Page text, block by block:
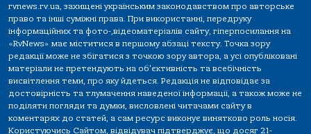
rvnews.rv.ua, захищені українським законодавством про авторське
право та інші суміжні права. При використанні, передруку
інформаційних та фото-,відеоматеріалів сайту, гіперпосилання на
«RvNews» має міститися в першому абзаці тексту. Точка зору
редакції може не збігатися з точкою зору автора, а усі опубліковані
матеріали не претендують на об'єктивність та всебічність
висвітлення теми, про яку йдеться. Редакція не відповідає за
достовірність та тлумачення наведеної інформації, а також може не
поділяти погляди та думки, висловлені читачами сайту в
коментарях до статей, а сам ресурс виконує винятково роль носія.
Користуючись Сайтом, відвідувач підтверджує, що досяг 21-